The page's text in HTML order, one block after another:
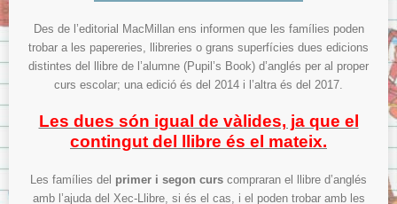
Des de l’editorial MacMillan ens informen que les famílies poden
trobar a les papereries, llibreries o grans superfícies dues edicions
distintes del llibre de l’alumne (Pupil’s Book) d’anglés per al proper
curs escolar; una edició és del 2014 i l’altra és del 2017.
Les dues són igual de vàlides, ja que el
contingut del llibre és el mateix.
Les famílies del primer i segon curs compraran el llibre d’anglés
amb l’ajuda del Xec-Llibre, si és el cas, i el poden trobar amb les